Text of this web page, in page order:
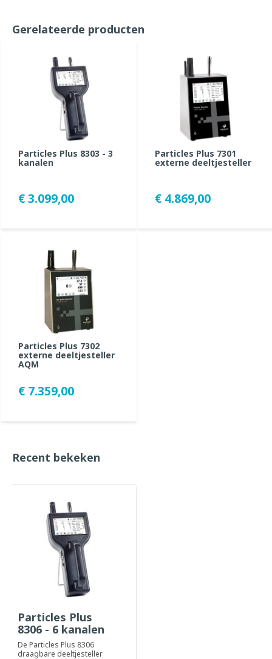
Gerelateerde producten
Particles Plus 8303 - 3
kanalen
€ 3.099,00
Particles Plus 7301
externe deeltjesteller
€ 4.869,00
Particles Plus 7302
externe deeltjesteller
AQM
€ 7.359,00
Recent bekeken
Particles Plus
8306 - 6 kanalen
De Particles Plus 8306
draagbare deeltjesteller